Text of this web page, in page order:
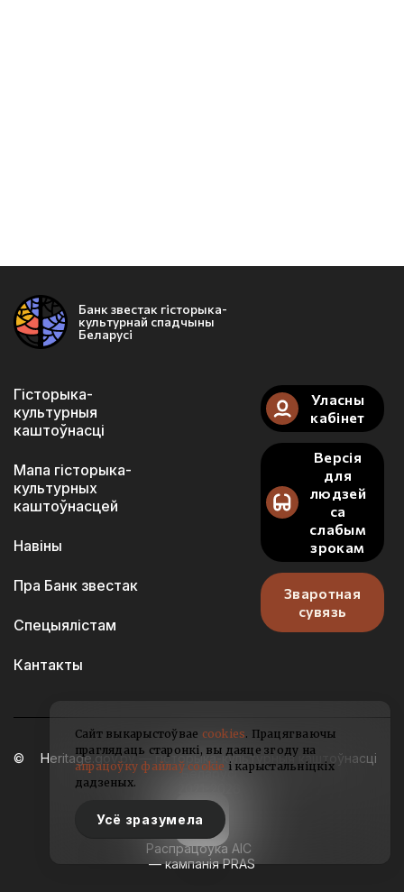
Банк звестак гісторыка-
культурнай спадчыны
Беларусі
Гісторыка-
культурныя
каштоўнасці
Мапа гісторыка-
культурных
каштоўнасцей
Навіны
Пра Банк звестак
Спецыялістам
Кантакты
Уласны
кабінет
Версія
для
людзей
са
слабым
зрокам
Зваротная
сувязь
Heritage.gov.by — гісторыка-культурныя каштоўнасці
Беларусі
Распрацоўка АІС
— кампанія PRAS
Сайт выкарыстоўвае cookies. Працягваючы
праглядаць старонкі, вы даяце згоду на
апрацоўку файлаў cookie і карыстальніцкіх
дадзеных.
Усё зразумела